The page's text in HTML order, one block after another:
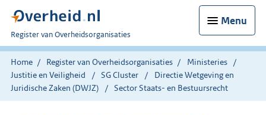
Menu
U
bent
nu
hier:
Register van Overheidsorganisaties
Home Register van Overheidsorganisaties
Ministeries
Justitie en Veiligheid
SG Cluster
Directie Wetgeving en
Juridische Zaken (DWJZ)
Sector Staats- en Bestuursrecht